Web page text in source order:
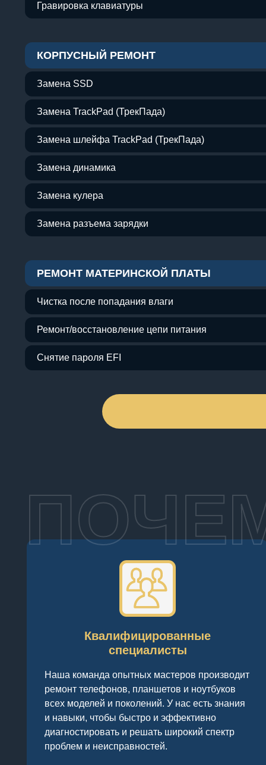
Гравировка клавиатуры
КОРПУСНЫЙ РЕМОНТ
Замена SSD
Замена TrackPad (ТрекПада)
Замена шлейфа TrackPad (ТрекПада)
Замена динамика
Замена кулера
Замена разъема зарядки
РЕМОНТ МАТЕРИНСКОЙ ПЛАТЫ
Чистка после попадания влаги
Ремонт/восстановление цепи питания
Снятие пароля EFI
Квалифицированные
специалисты
Наша команда опытных мастеров производит
ремонт телефонов, планшетов и ноутбуков
всех моделей и поколений. У нас есть знания
и навыки, чтобы быстро и эффективно
диагностировать и решать широкий спектр
проблем и неисправностей.